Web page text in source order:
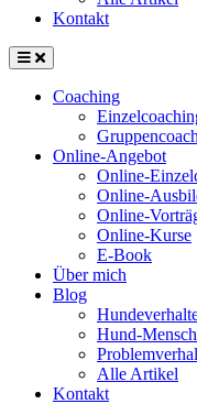
Kontakt
Coaching
Online-Angebot
Online-
Online-
Online-
Online-Kurse
E-Book
Über mich
Blog
Hund-
Alle Artikel
Kontakt